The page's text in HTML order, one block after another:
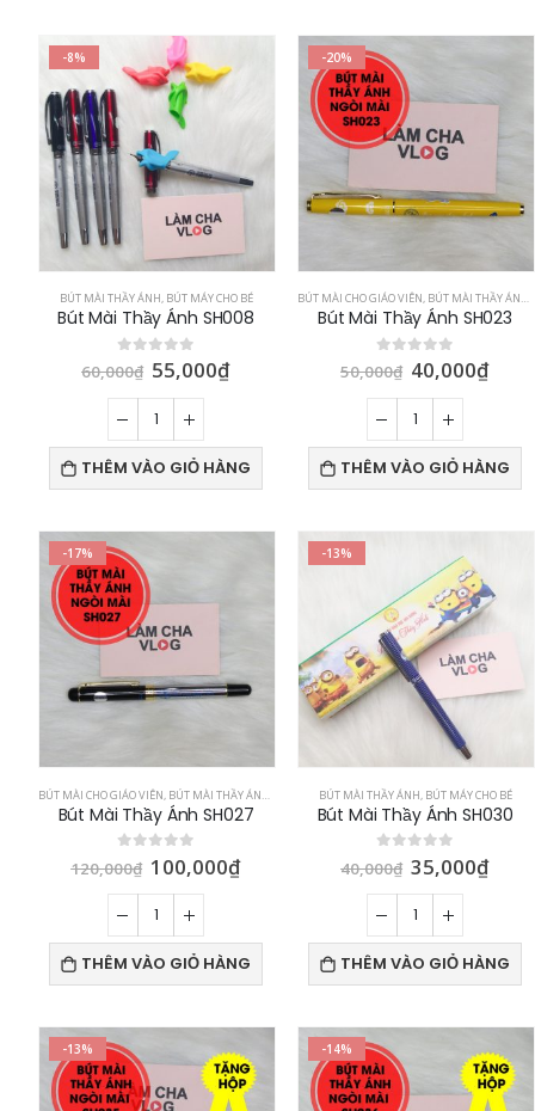
-8%
BÚT MÀI THẦY ÁNH, BÚT MÁY CHO BÉ
Bút Mài Thầy Ánh SH008
out of 5
60,000₫ 55,000₫
THÊM VÀO GIỎ HÀNG
-20%
BÚT MÀI CHO GIÁO VIÊN, BÚT MÀI THẦY ÁNH
Bút Mài Thầy Ánh SH023
out of 5
50,000₫ 40,000₫
THÊM VÀO GIỎ HÀNG
-17%
BÚT MÀI CHO GIÁO VIÊN BÚT MÀI THẦY ÁNH BÚT MÁY CHO BÉ
Bút Mài Thầy Ánh SH027
out of 5
120,000₫ 100,000₫
THÊM VÀO GIỎ HÀNG
-13%
BÚT MÀI THẦY ÁNH BÚT MÁY CHO BÉ
Bút Mài Thầy Ánh SH030
out of 5
40,000₫ 35,000₫
THÊM VÀO GIỎ HÀNG
-13% -14%